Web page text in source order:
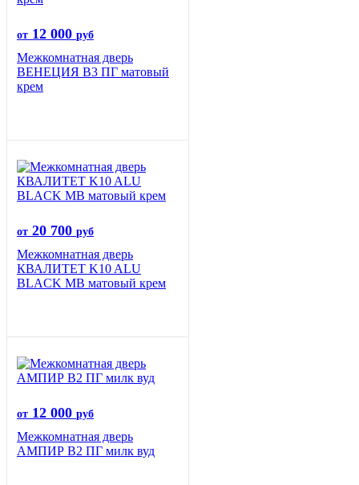
от 12 000 руб
Межкомнатная дверь
ВЕНЕЦИЯ B3 ПГ матовый
крем
от 20 700 руб
Межкомнатная дверь
КВАЛИТЕТ K10 ALU
BLACK MB матовый крем
от 12 000 руб
Межкомнатная дверь
АМПИР В2 ПГ милк вуд